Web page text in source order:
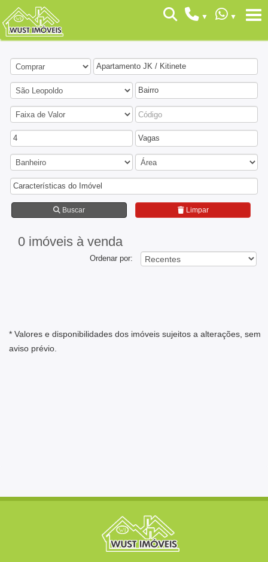
Apartamento JK / Kitinete
Bairro
4 Vagas
Características do Imóvel
Buscar Limpar
0 imóveis à venda
Ordenar por:
* Valores e disponibilidades dos imóveis sujeitos a alterações, sem
aviso prévio.